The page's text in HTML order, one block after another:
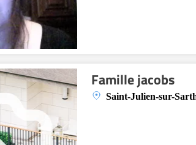
Famille jacobs
Saint-Julien-sur-